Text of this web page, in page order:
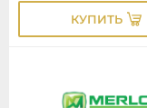
КУПИТЬ